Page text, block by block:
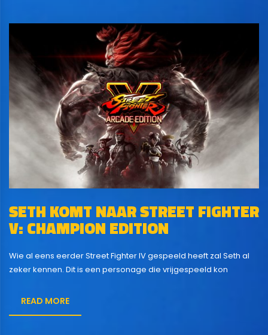
SETH KOMT NAAR STREET FIGHTER
V: CHAMPION EDITION
Wie al eens eerder Street Fighter IV gespeeld heeft zal Seth al
zeker kennen. Dit is een personage die vrijgespeeld kon
is nu aangekondigd door Capcom dat Seth nu ook te vinden is
READ MORE